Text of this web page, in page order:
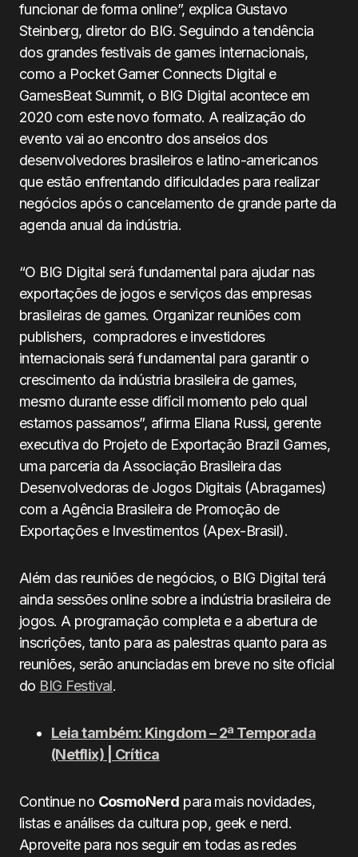
funcionar de forma online”, explica Gustavo
Steinberg, diretor do BIG. Seguindo a tendência
dos grandes festivais de games internacionais,
como a Pocket Gamer Connects Digital e
GamesBeat Summit, o BIG Digital acontece em
2020 com este novo formato. A realização do
evento vai ao encontro dos anseios dos
desenvolvedores brasileiros e latino-americanos
que estão enfrentando dificuldades para realizar
negócios após o cancelamento de grande parte da
agenda anual da indústria.
“O BIG Digital será fundamental para ajudar nas
exportações de jogos e serviços das empresas
brasileiras de games. Organizar reuniões com
publishers, compradores e investidores
internacionais será fundamental para garantir o
crescimento da indústria brasileira de games,
mesmo durante esse difícil momento pelo qual
estamos passamos”, afirma Eliana Russi, gerente
executiva do Projeto de Exportação Brazil Games,
uma parceria da Associação Brasileira das
Desenvolvedoras de Jogos Digitais (Abragames)
com a Agência Brasileira de Promoção de
Exportações e Investimentos (Apex-Brasil).
Além das reuniões de negócios, o BIG Digital terá
ainda sessões online sobre a indústria brasileira de
jogos. A programação completa e a abertura de
inscrições, tanto para as palestras quanto para as
reuniões, serão anunciadas em breve no site oficial
do BIG Festival.
Leia também: Kingdom – 2ª Temporada
(Netflix) | Crítica
Continue no CosmoNerd para mais novidades,
listas e análises da cultura pop, geek e nerd.
Aproveite para nos seguir em todas as redes